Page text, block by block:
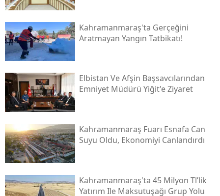
Kahramanmaraş'ta Gerçeğini
Aratmayan Yangın Tatbikatı!
Elbistan Ve Afşin Başsavcılarından
Emniyet Müdürü Yiğit'e Ziyaret
Kahramanmaraş Fuarı Esnafa Can
Suyu Oldu, Ekonomiyi Canlandırdı
Kahramanmaraş'ta 45 Milyon Tl’lik
Yatırım Ile Maksutuşağı Grup Yolu